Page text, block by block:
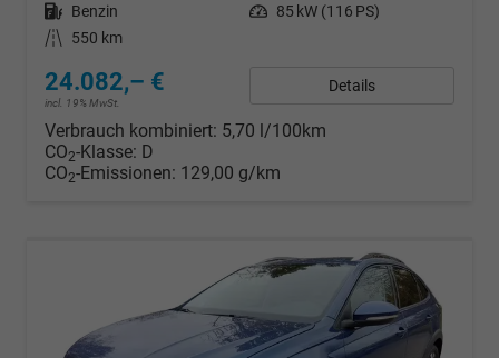
Kraftstoff Benzin Leistung 85 kW (116 PS)
Kilometerstand
550 km
24.082,– €
incl. 19% MwSt.
Details
Verbrauch kombiniert: 5,70 l/100km
CO2-Klasse: D
CO2-Emissionen: 129,00 g/km